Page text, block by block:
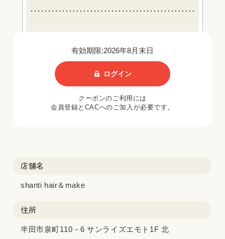
有効期限:2026年8月末日
ログイン
クーポンのご利用には
会員登録とCACへのご加入が必要です。
店舗名
shanti hair＆make
住所
半田市泉町110－6 サンライズエモト1F 北